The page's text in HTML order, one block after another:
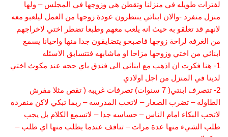
لفترات طويله في منزلنا وتقطن هي وزوجها في المجلس – ولها
منزل منفرد -والان ابنائي ينتظرون عودة زوجها من العمل ليلعبو معه
لانهم قد تعلقو به حيث انه يلعب معهم وطبعا تضطر اختي لاخراجهم
من الغرفه لراحة زوجها فاصبحو يتضايقون جدا منها واحيانا يسمع
ابنائي من اختي وزوجها مزاحا او ماشابهه فتتسابق الاسئله
1- هنا فكرت ان اذهب مع ابنائي الى فندق باي حجه عند مكوث اختي
لدينا في المنزل من اجل اولادي
2- تتصرف ابنتي( 7 سنوات) تصرفات غريبه ( تقص مثلا مفرش
الطاوله – تضرب الصغار – لاتحب المدرسه – ربما تبكي لاكن منفرده
لاتحب البكاء امام الناس – حساسه جدا – لاتسمع الكلام بل يجب
طلب الشيء منها عدة مرات – تتافف عندما يطلب منها اي طلب –